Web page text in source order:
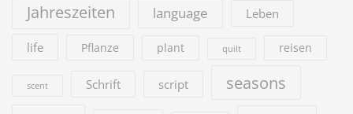
Jahreszeiten language Leben
life Pflanze plant quilt reisen
scent Schrift script seasons